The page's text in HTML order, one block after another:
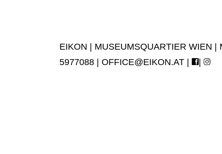
EIKON | MUSEUMSQUARTIER WIEN
5977088 | OFFICE@EIKON.AT | |